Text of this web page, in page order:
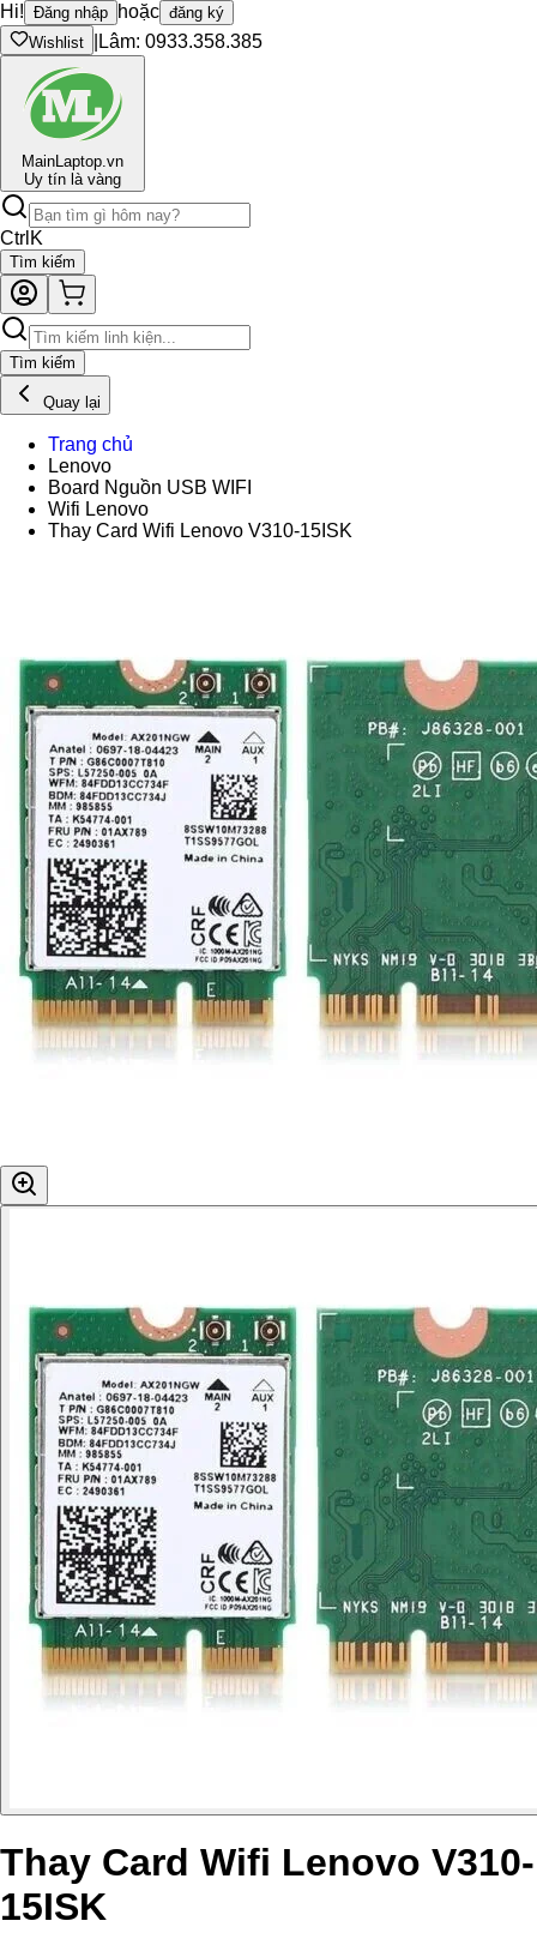
Hi! Đăng nhập hoặc đăng ký
Wishlist
Lâm: 0933.358.385
MainLaptop.vn
Uy tín là vàng
Ctrl K
Tìm kiếm
Tìm kiếm
Quay lại
Trang chủ
Lenovo
Board Nguồn USB WIFI
Wifi Lenovo
Thay Card Wifi Lenovo V310-15ISK
Thay Card Wifi Lenovo V310-
15ISK